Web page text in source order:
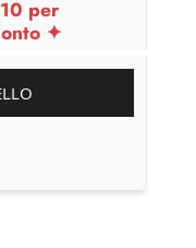
per
✦